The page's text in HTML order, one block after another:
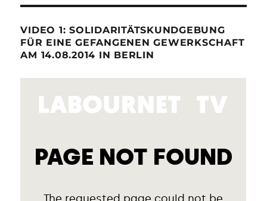
VIDEO 1: SOLIDARITÄTSKUNDGEBUNG
FÜR EINE GEFANGENEN GEWERKSCHAFT
AM 14.08.2014 IN BERLIN